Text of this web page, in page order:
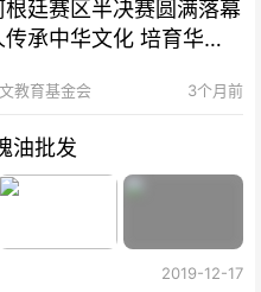
根廷赛区半决赛圆满落幕
传承中华文化 培育华裔
教育基金会 3个月前
油批发
2019-12-17